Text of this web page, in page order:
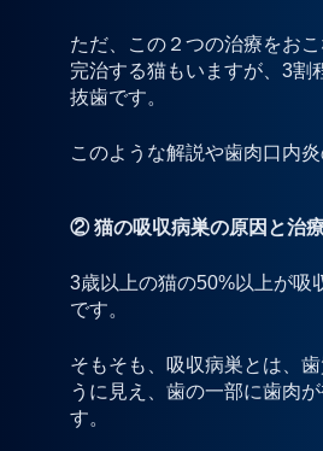
ただ、この２つの治療をお
完治する猫もいますが、3割
抜歯です。
このような解説や歯肉口内
② 猫の吸収病巣の原因と治
3歳以上の猫の50%以上が吸
です。
そもそも、吸収病巣とは、
うに見え、歯の一部に歯肉
す。